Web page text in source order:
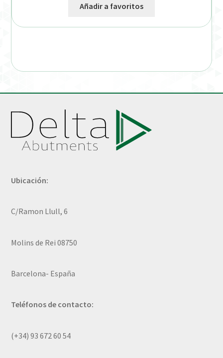
Añadir a favoritos
Ubicación:
C/Ramon Llull, 6
Molins de Rei 08750
Barcelona- España
Teléfonos de contacto:
(+34) 93 672 60 54